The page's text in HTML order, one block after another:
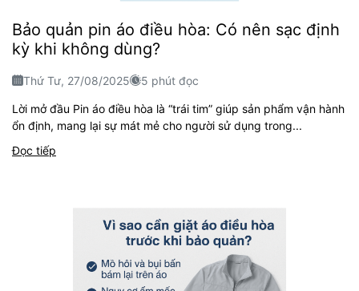
Bảo quản pin áo điều hòa: Có nên sạc định
kỳ khi không dùng?
Thứ Tư, 27/08/2025 5 phút đọc
Lời mở đầu Pin áo điều hòa là “trái tim” giúp sản phẩm vận hành
ổn định, mang lại sự mát mẻ cho người sử dụng trong...
Đọc tiếp